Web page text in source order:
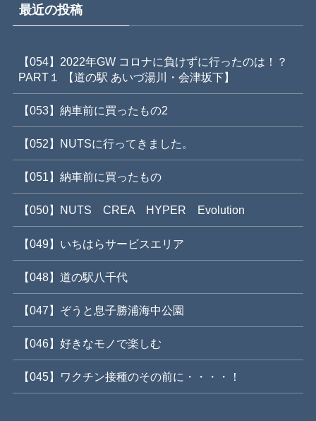
最近の投稿
【054】2022年GW コロナに負けずに行ったのは！？
PART１ 【道の駅 あいづ湯川・会津坂下】
【053】納車前に買ったもの2
【052】NUTSに行ってきました。
【051】納車前に買ったもの
【050】NUTS CREA HYPER Evolution
【049】いちはらサービスエリア
【048】道の駅八千代
【047】ぞうと息子勝浦海中公園
【046】好きなモノで楽しむ
【045】ワクチン接種のその前に・・・・！